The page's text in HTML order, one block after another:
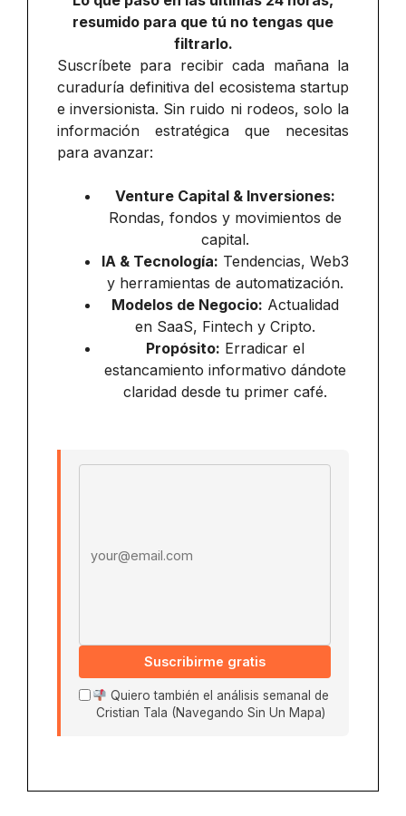
resumido para que tú no tengas que
filtrarlo.
Suscríbete para recibir cada mañana la
curaduría definitiva del ecosistema startup
e inversionista. Sin ruido ni rodeos, solo la
información estratégica que necesitas
para avanzar:
Venture Capital & Inversiones:
Rondas, fondos y movimientos de
capital.
IA & Tecnología: Tendencias, Web3
y herramientas de automatización.
Modelos de Negocio: Actualidad
en SaaS, Fintech y Cripto.
Propósito: Erradicar el
estancamiento informativo dándote
claridad desde tu primer café.
Suscribirme gratis
Quiero también el análisis semanal de
Cristian Tala (Navegando Sin Un Mapa)